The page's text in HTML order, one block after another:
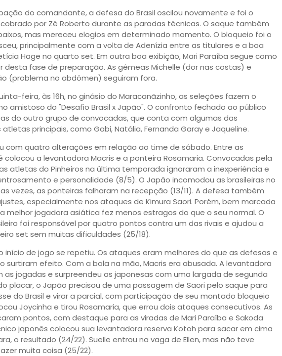
do comandante, a defesa do Brasil oscilou novamente e foi o
por Zé Roberto durante as paradas técnicas. O saque também
mas mereceu elogios em determinado momento. O bloqueio foi o
principalmente com a volta de Adenízia entre as titulares e a boa
Hage no quarto set. Em outra boa exibição, Mari Paraíba segue como
desta fase de preparação. As gêmeas Michelle (dor nas costas) e
(problema no abdômen) seguiram fora.
feira, às 16h, no ginásio do Maracanãzinho, as seleções fazem o
amistoso do "Desafio Brasil x Japão". O confronto fechado ao público
do outro grupo de convocadas, que conta com algumas das
principais, como Gabi, Natália, Fernanda Garay e Jaqueline.
com quatro alterações em relação ao time de sábado. Entre as
colocou a levantadora Macris e a ponteira Rosamaria. Convocadas pela
atletas do Pinheiros na última temporada ignoraram a inexperiência e
e personalidade (8/5). O Japão incomodou as brasileiras no
vezes, as ponteiras falharam na recepção (13/11). A defesa também
especialmente nos ataques de Kimura Saori. Porém, bem marcada
melhor jogadora asiática fez menos estragos do que o seu normal. O
foi responsável por quatro pontos contra um das rivais e ajudou a
set sem muitas dificuldades (25/18).
início de jogo se repetiu. Os ataques eram melhores do que as defesas e
surtiram efeito. Com a bola na mão, Macris era abusada. A levantadora
as jogadas e surpreendeu as japonesas com uma largada de segunda
placar, o Japão precisou de uma passagem de Saori pelo saque para
do Brasil e virar a parcial, com participação de seu montado bloqueio
Joycinha e tirou Rosamaria, que errou dois ataques consecutivos. As
pontos, com destaque para as viradas de Mari Paraíba e Sakoda
japonês colocou sua levantadora reserva Kotoh para sacar em cima
o resultado (24/22). Suelle entrou na vaga de Ellen, mas não teve
muita coisa (25/22).